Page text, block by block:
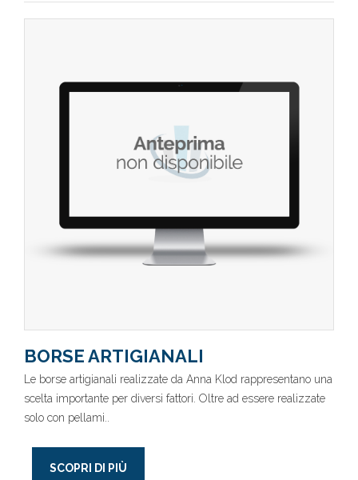
BORSE ARTIGIANALI
Le borse artigianali realizzate da Anna Klod rappresentano una
scelta importante per diversi fattori. Oltre ad essere realizzate
solo con pellami..
SCOPRI DI PIÙ